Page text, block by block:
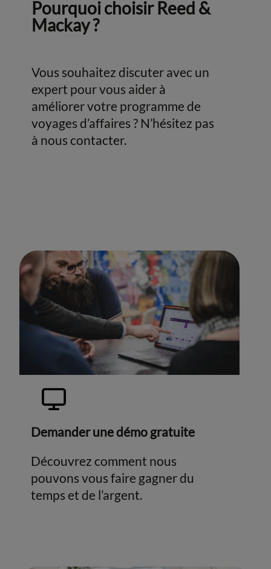
Pourquoi choisir Reed &
Mackay ?
Vous souhaitez discuter avec un
expert pour vous aider à
améliorer votre programme de
voyages d’affaires ? N’hésitez pas
à nous contacter.
Demander une démo gratuite
Découvrez comment nous
pouvons vous faire gagner du
temps et de l’argent.